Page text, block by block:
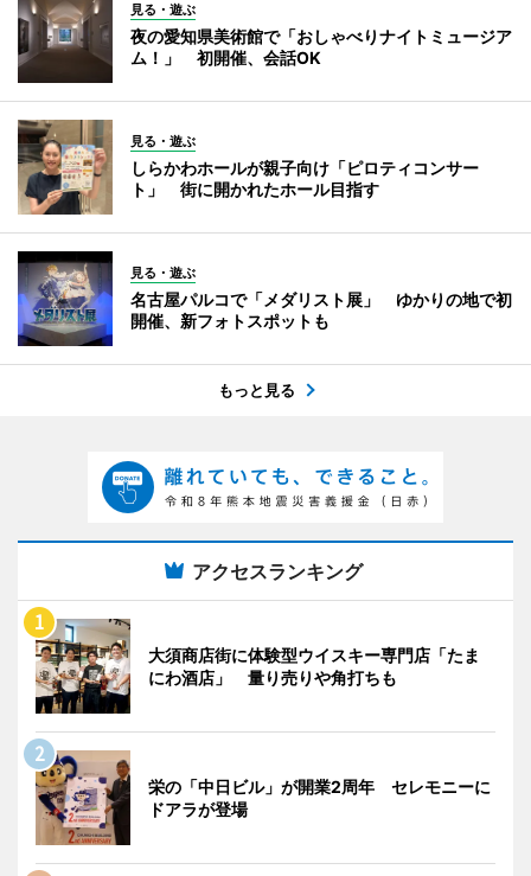
見る・遊ぶ
夜の愛知県美術館で「おしゃべりナイトミュージア
ム！」 初開催、会話OK
見る・遊ぶ
しらかわホールが親子向け「ピロティコンサー
ト」 街に開かれたホール目指す
見る・遊ぶ
名古屋パルコで「メダリスト展」 ゆかりの地で初
開催、新フォトスポットも
もっと見る
アクセスランキング
大須商店街に体験型ウイスキー専門店「たま
にわ酒店」 量り売りや角打ちも
栄の「中日ビル」が開業2周年 セレモニーに
ドアラが登場